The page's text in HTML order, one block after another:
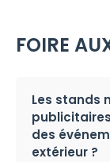
FOIRE
Les stands
des
extérieur ?